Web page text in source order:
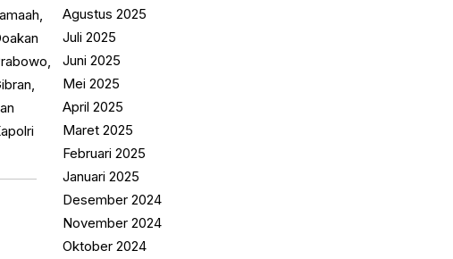
Agustus 2025
Juli 2025
Juni 2025
Mei 2025
April 2025
Maret 2025
Februari 2025
Januari 2025
Desember 2024
November 2024
Oktober 2024